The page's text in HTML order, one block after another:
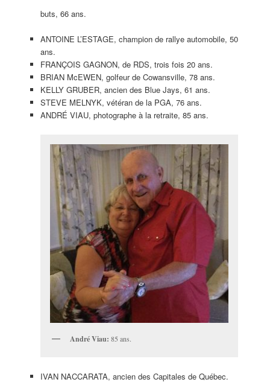
buts, 66 ans.
ANTOINE L’ESTAGE, champion de rallye automobile, 50
ans.
FRANÇOIS GAGNON, de RDS, trois fois 20 ans.
BRIAN McEWEN, golfeur de Cowansville, 78 ans.
KELLY GRUBER, ancien des Blue Jays, 61 ans.
STEVE MELNYK, vétéran de la PGA, 76 ans.
ANDRÉ VIAU, photographe à la retraite, 85 ans.
André Viau: 85 ans.
IVAN NACCARATA, ancien des Capitales de Québec.